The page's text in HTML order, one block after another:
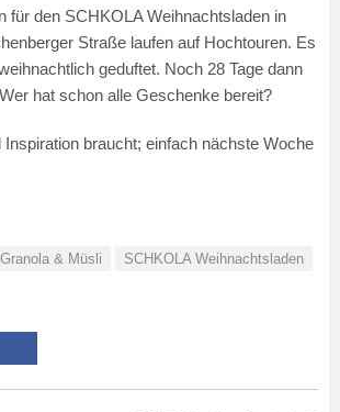
für den SCHKOLA Weihnachtsladen in
Straße laufen auf Hochtouren. Es
geduftet. Noch 28 Tage dann
hat schon alle Geschenke bereit?
Inspiration braucht; einfach nächste Woche
Granola & Müsli
SCHKOLA Weihnachtsladen